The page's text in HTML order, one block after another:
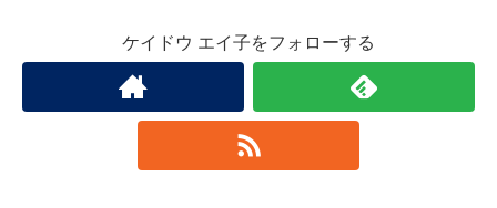
ケイドウ エイ子をフォローする